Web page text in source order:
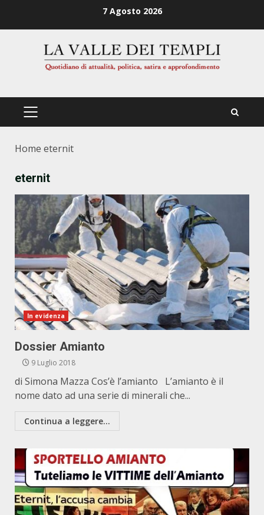
7 Agosto 2026
PRIMÄRES
Home eternit
eternit
In evidenza
Dossier Amianto
9 Luglio 2018
di Simona Mazza Cos’è l’amianto L’amianto è il
nome dato ad una serie di minerali che...
Continua a leggere...